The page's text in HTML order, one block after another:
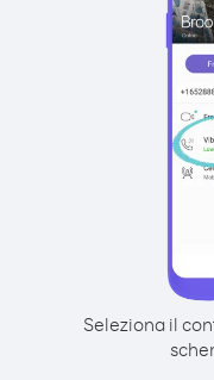
Seleziona il